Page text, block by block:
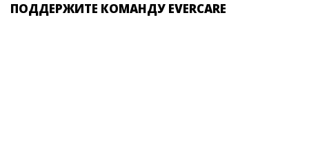
ПОДДЕРЖИТЕ КОМАНДУ EVERCARE